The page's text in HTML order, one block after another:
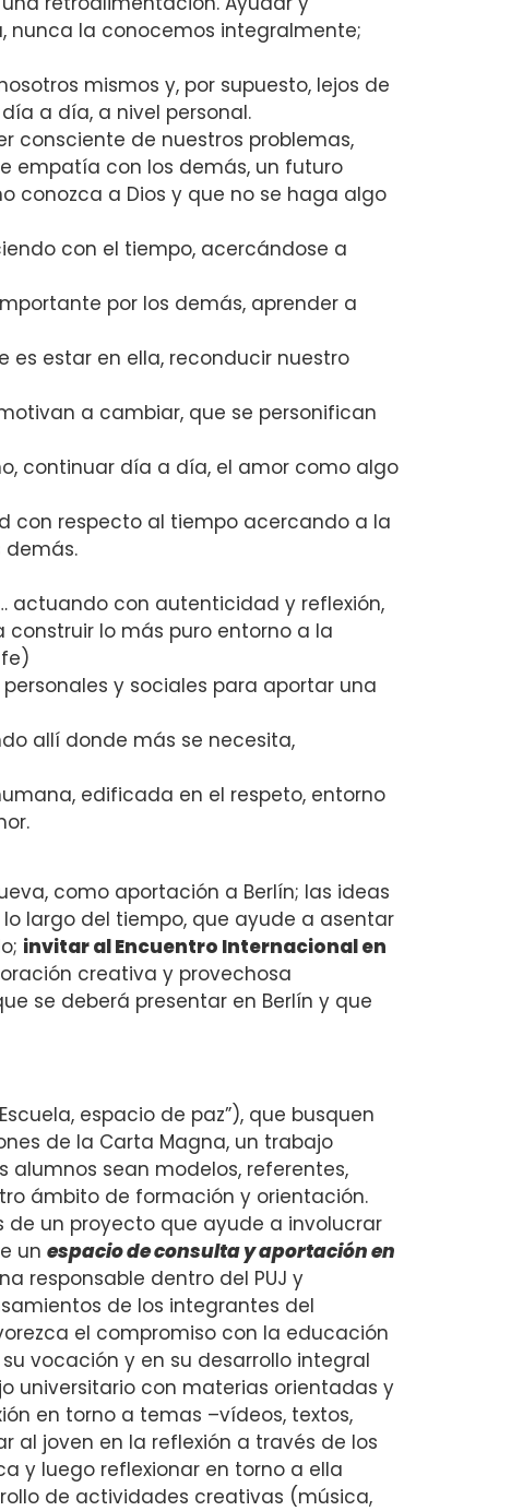
nunca la conocemos integralmente;
mismos y, por supuesto, lejos de
a día, a nivel personal.
consciente de nuestros problemas,
empatía con los demás, un futuro
conozca a Dios y que no se haga algo
con el tiempo, acercándose a
por los demás, aprender a
es estar en ella, reconducir nuestro
a cambiar, que se personifican
continuar día a día, el amor como algo
con respecto al tiempo acercando a la
demás.
actuando con autenticidad y reflexión,
lo más puro entorno a la
y sociales para aportar una
allí donde más se necesita,
edificada en el respeto, entorno
como aportación a Berlín; las ideas
largo del tiempo, que ayude a asentar
invitar al Encuentro Internacional en
creativa y provechosa
se deberá presentar en Berlín y que
espacio de paz”), que busquen
de la Carta Magna, un trabajo
alumnos sean modelos, referentes,
ámbito de formación y orientación.
de un proyecto que ayude a involucrar
un espacio de consulta y aportación en
responsable dentro del PUJ y
de los integrantes del
el compromiso con la educación
vocación y en su desarrollo integral
universitario con materias orientadas y
en torno a temas –vídeos, textos,
al joven en la reflexión a través de los
y luego reflexionar en torno a ella
de actividades creativas (música,